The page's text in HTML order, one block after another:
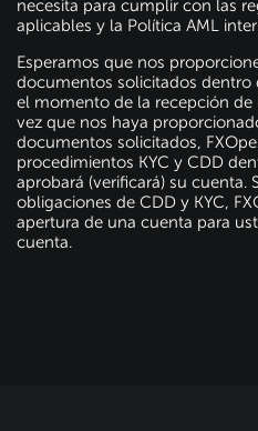
necesita para cumplir con las
aplicables y la Política AML
Esperamos que nos
documentos solicitados dentro
el momento de la recepción de
vez que nos haya
documentos solicitados,
procedimientos KYC y CDD
aprobará (verificará) su cuenta.
obligaciones de CDD y KYC,
apertura de una cuenta para
cuenta.